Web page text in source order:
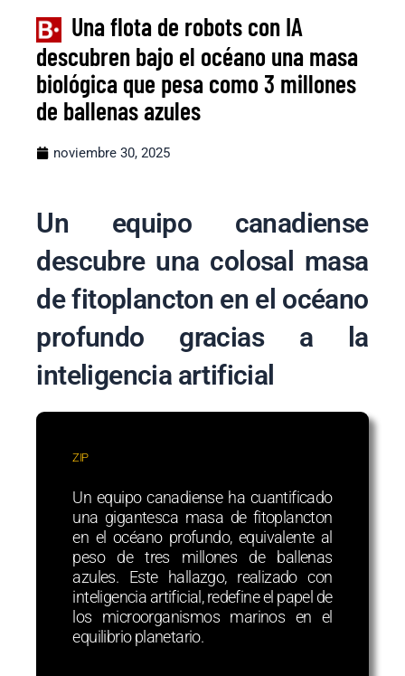
Una flota de robots con IA
descubren bajo el océano una masa
biológica que pesa como 3 millones
de ballenas azules
noviembre 30, 2025
Un equipo canadiense
descubre una colosal masa
de fitoplancton en el océano
profundo gracias a la
inteligencia artificial
ZIP
Un equipo canadiense ha cuantificado
una gigantesca masa de fitoplancton
en el océano profundo, equivalente al
peso de tres millones de ballenas
azules. Este hallazgo, realizado con
inteligencia artificial, redefine el papel de
los microorganismos marinos en el
equilibrio planetario.